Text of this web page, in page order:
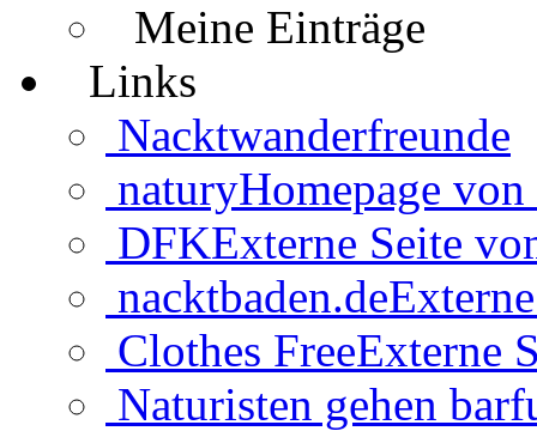
Meine Einträge
Links
Nacktwanderfreunde
naturyHomepage
DFKExterne Seite
nacktbaden.de
Clothes FreeExterne
Naturisten gehen